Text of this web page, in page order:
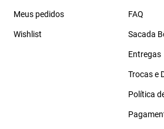
Meus pedidos
Wishlist
FAQ
Sacada
Entregas
Trocas e
Política